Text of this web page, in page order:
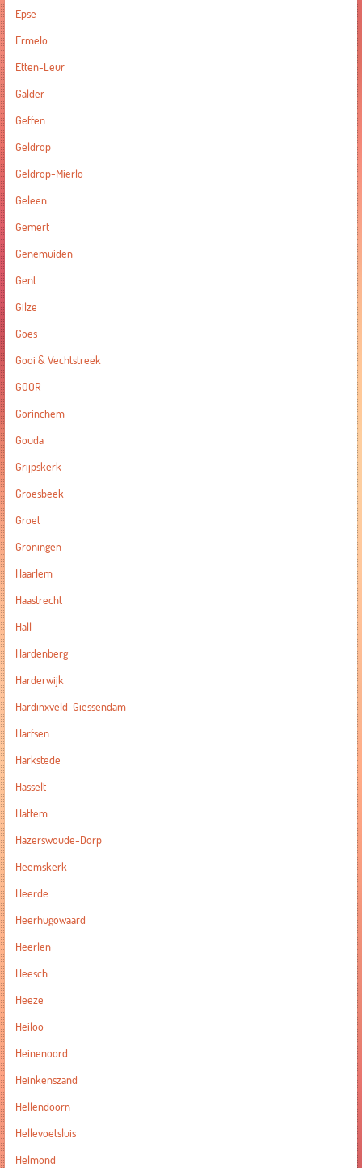
Epse
Ermelo
Etten-Leur
Galder
Geffen
Geldrop
Geldrop-Mierlo
Geleen
Gemert
Genemuiden
Gent
Gilze
Goes
Gooi & Vechtstreek
GOOR
Gorinchem
Gouda
Grijpskerk
Groesbeek
Groet
Groningen
Haarlem
Haastrecht
Hall
Hardenberg
Harderwijk
Hardinxveld-Giessendam
Harfsen
Harkstede
Hasselt
Hattem
Hazerswoude-Dorp
Heemskerk
Heerde
Heerhugowaard
Heerlen
Heesch
Heeze
Heiloo
Heinenoord
Heinkenszand
Hellendoorn
Hellevoetsluis
Helmond